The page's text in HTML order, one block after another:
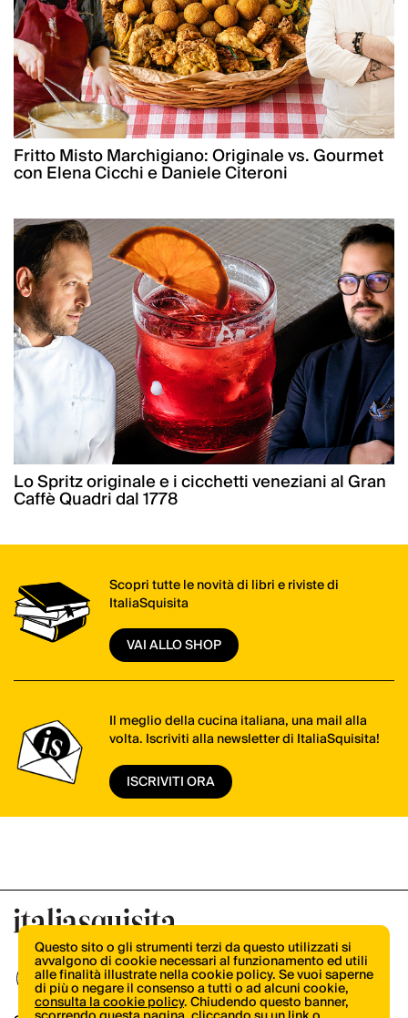
Fritto Misto Marchigiano: Originale vs. Gourmet
con Elena Cicchi e Daniele Citeroni
Lo Spritz originale e i cicchetti veneziani al Gran
Caffè Quadri dal 1778
Scopri tutte le novità di libri e riviste di
ItaliaSquisita
VAI ALLO SHOP
Il meglio della cucina italiana, una mail alla
volta. Iscriviti alla newsletter di ItaliaSquisita!
ISCRIVITI ORA
Questo sito o gli strumenti terzi da questo utilizzati si
avvalgono di cookie necessari al funzionamento ed utili
alle finalità illustrate nella cookie policy. Se vuoi saperne
di più o negare il consenso a tutti o ad alcuni cookie,
consulta la cookie policy. Chiudendo questo banner,